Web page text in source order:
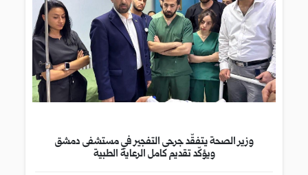
وزير الصحة يتفقّد جرحى التفجير في مستشفى دمشق
ويؤكّد تقديم كامل الرعاية الطبية